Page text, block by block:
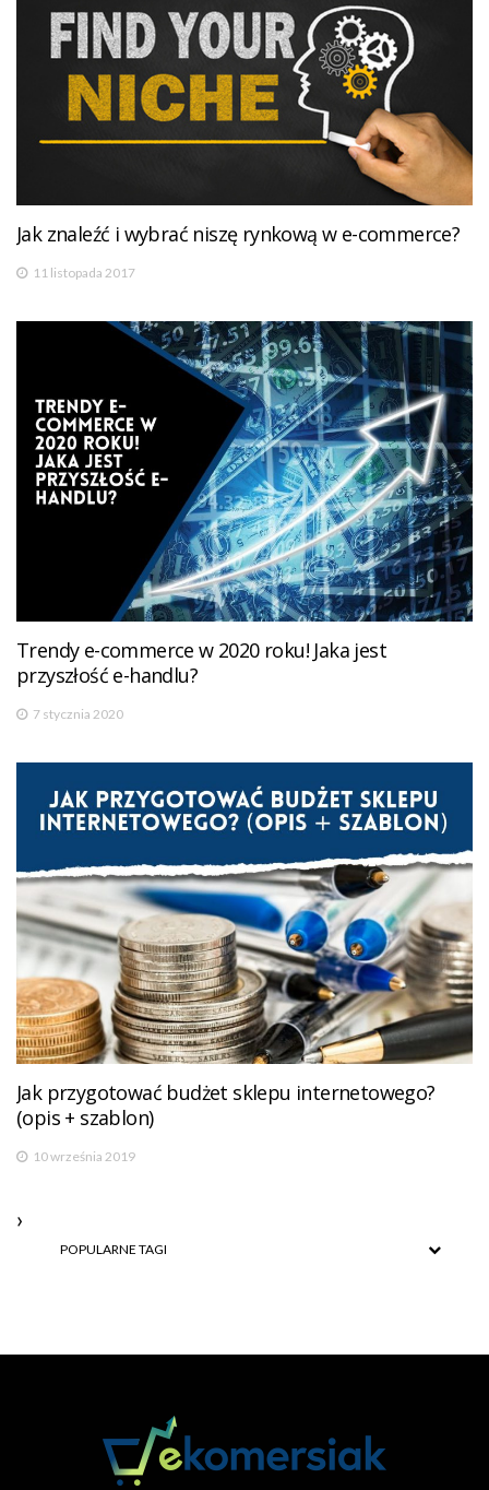
Jak znaleźć i wybrać niszę rynkową w e-commerce?
11 listopada 2017
Trendy e-commerce w 2020 roku! Jaka jest
przyszłość e-handlu?
7 stycznia 2020
Jak przygotować budżet sklepu internetowego?
(opis + szablon)
10 września 2019
POPULARNE TAGI